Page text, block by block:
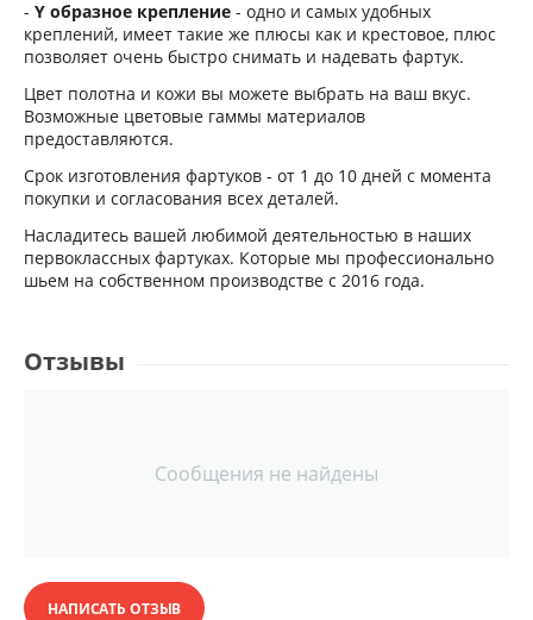
- Y образное крепление - одно и самых удобных
креплений, имеет такие же плюсы как и крестовое, плюс
позволяет очень быстро снимать и надевать фартук.
Цвет полотна и кожи вы можете выбрать на ваш вкус.
Возможные цветовые гаммы материалов
предоставляются.
Cрок изготовления фартуков - от 1 до 10 дней с момента
покупки и согласования всех деталей.
Насладитесь вашей любимой деятельностью в наших
первоклассных фартуках. Которые мы профессионально
шьем на собственном производстве с 2016 года.
Отзывы
Сообщения не найдены
НАПИСАТЬ ОТЗЫВ